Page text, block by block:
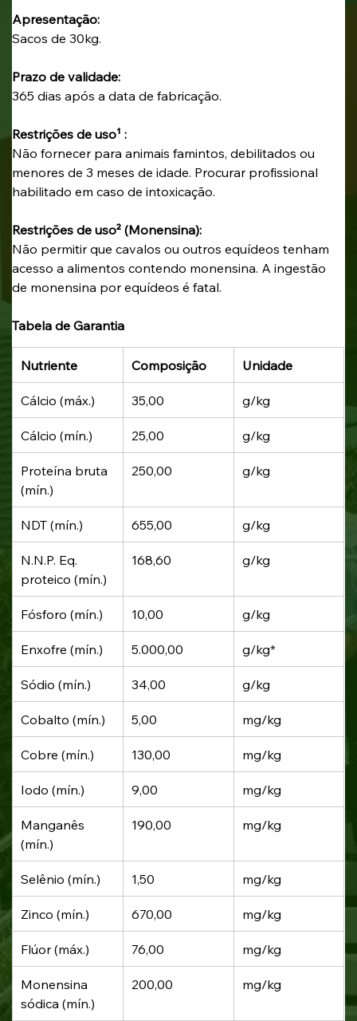
Apresentação:
Sacos de 30kg.
Prazo de validade:
365 dias após a data de fabricação.
Restrições de uso¹ :
Não fornecer para animais famintos, debilitados ou
menores de 3 meses de idade. Procurar profissional
habilitado em caso de intoxicação.
Restrições de uso² (Monensina):
Não permitir que cavalos ou outros equídeos tenham
acesso a alimentos contendo monensina. A ingestão
de monensina por equídeos é fatal.
Tabela de Garantia
Nutriente Composição Unidade
Cálcio (máx.) 35,00 g/kg
Cálcio (mín.) 25,00 g/kg
Proteína bruta
(mín.)
250,00 g/kg
NDT (mín.) 655,00 g/kg
N.N.P. Eq.
proteico (mín.)
168,60 g/kg
Fósforo (mín.) 10,00 g/kg
Enxofre (mín.) 5.000,00 g/kg*
Sódio (mín.) 34,00 g/kg
Cobalto (mín.) 5,00 mg/kg
Cobre (mín.) 130,00 mg/kg
Iodo (mín.) 9,00 mg/kg
Manganês
(mín.)
190,00 mg/kg
Selênio (mín.) 1,50 mg/kg
Zinco (mín.) 670,00 mg/kg
Flúor (máx.) 76,00 mg/kg
Monensina
sódica (mín.)
200,00 mg/kg